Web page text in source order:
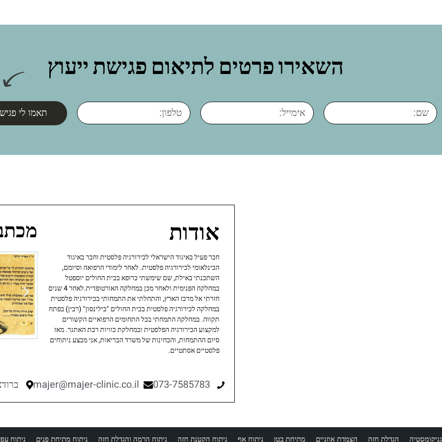
השאירו פרטים לתיאום פגישת ייעוץ
תאמו לי
אודות
חבר פעיל באיגוד הישראלי לכירורגיה פלסטית וחבר באיגוד
הבינלאומי לכירורגיה פלסטית. לאחר לימודי הרפואה וסיומם,
השתכנתי באילת, שם שימשתי כרופא בבית החולים יוספטל
במחלקה הפנימית ולאחר מכן במחלקה האורטופדית.לאחר 4 שנים
חזרתי אל מרכז הארץ, והתחלתי את התמחותי בכירורגיה פלסטית
במחלקה לכירורגיה פלסטית בבית החולים "בילינסון" (רבין) בפתח
תקווה. במחלקה התמחתי בכל התחומים הרפואיים הקשורים
למקצוע הכירורגיה הפלסטית ובמחלקת כוויות רבת האתגר. מאז
סיום ההתמחות, והבחינות של משרד הבריאות, אני מבצע ניתוחים
פלסטיים אסתטיים.
073-7585783
majer@majer-clinic.co.il ברודצקי
גניקומסטיה הגדלת חזה הצמדת אוזניים מתיחת בטן ניתוח אף ניתוח הקטנת חזה ניתוח הרמה והגדלת חזה ניתוח מתיחת פנים ניתוח